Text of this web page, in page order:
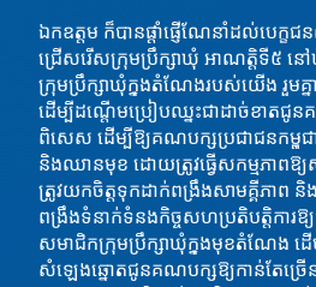
ឯកឧត្ដម​ ក៏បានផ្ដាំផ្ញេីណែនាំដល់បេក្ខ
ជ្រើសរើសក្រុមប្រឹក្សាឃុំ អាណត្តិទី៥ ន
ក្រុមប្រឹក្សាឃុំក្នុងតំណែងរបស់យើង រួមគ្ន
ដើម្បីដណ្តើមប្រៀបឈ្នះជាដាច់ខាតជូន
ពិសេស ដើម្បីឱ្យគណបក្សប្រជាជនកម្ពុជ
និងឈានមុខ​ ដោយត្រូវធ្វេីសកម្មភាព
ត្រូវយកចិត្តទុកដាក់ពង្រឹងសាមគ្គីភាព និ
ពង្រឹងទំនាក់ទំនងកិច្ចសហប្រតិបត្តិការឱ្យ
សមាជិកក្រុមប្រឹក្សាឃុំក្នុងមុខតំណែង ដើម្បី
សំឡេងឆ្នោតជូនគណបក្សឱ្យកាន់តែច្រើ